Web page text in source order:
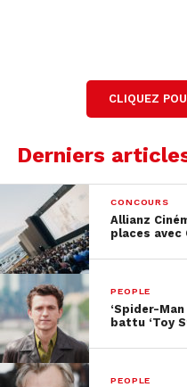
CLIQUEZ
Derniers
CONCOURS
Allianz
places avec
PEOPLE
‘Spider-
battu ‘Toy
PEOPLE